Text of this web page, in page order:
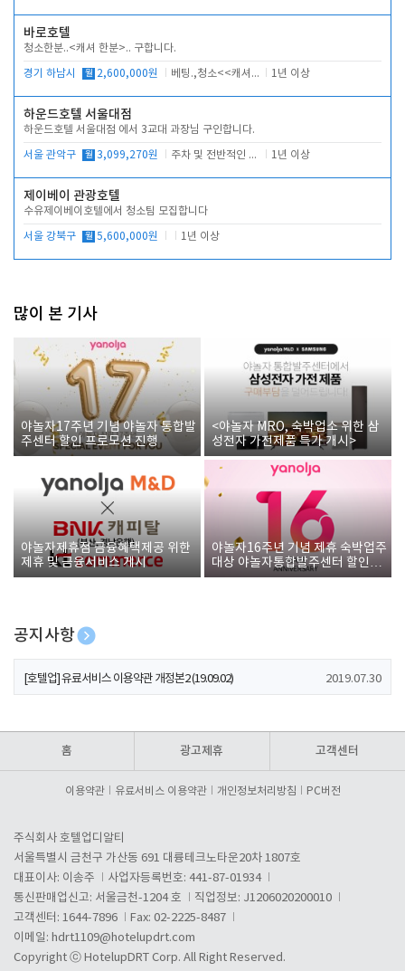
바로호텔
청소한분..<캐셔 한분>.. 구합니다.
경기 하남시 월 2,600,000원 베팅.,청소<<캐셔 모셔봅니다. 1년 이상
하운드호텔 서울대점
하운드호텔 서울대점 에서 3교대 과장님 구인합니다.
서울 관악구 월 3,099,270원 주차 및 전반적인 당번업무 1년 이상
제이베이 관광호텔
수유제이베이호텔에서 청소팀 모집합니다
서울 강북구 월 5,600,000원 1년 이상
많이 본 기사
야놀자17주년 기념 야놀자 통합발
주센터 할인 프로모션 진행
<야놀자 MRO, 숙박업소 위한 삼
성전자 가전제품 특가 개시>
야놀자제휴점 금융혜택제공 위한
제휴 및 금융서비스 게시
야놀자16주년 기념 제휴 숙박업주
대상 야놀자통합발주센터 할인쿠
폰 증정
공지사항
[호텔업] 개인정보 처리방침 개정본1 (19.09.02)
[호텔업] 유료서비스 이용약관 개정본2 (19.09.02) 2019.07.30
홈 광고제휴 고객센터
이용약관 유료서비스 이용약관 개인정보처리방침 PC버전
주식회사 호텔업디알티
서울특별시 금천구 가산동 691 대륭테크노타운20차 1807호
대표이사: 이송주
사업자등록번호: 441-87-01934
통신판매업신고: 서울금천-1204 호
직업정보: J1206020200010
고객센터: 1644-7896
Fax: 02-2225-8487
이메일: hdrt1109@hotelupdrt.com
Copyright ⓒ HotelupDRT Corp. All Right Reserved.